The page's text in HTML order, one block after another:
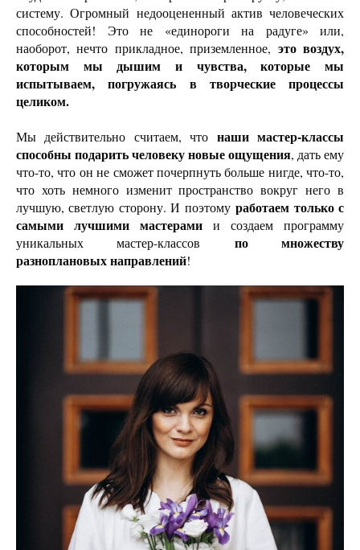
систему. Огромный недооцененный актив человеческих
способностей! Это не «единороги на радуге» или,
наоборот, нечто прикладное, приземленное, это воздух,
которым мы дышим и чувства, которые мы
испытываем, погружаясь в творческие процессы
целиком.
Мы действительно считаем, что наши мастер-классы
способны подарить человеку новые ощущения, дать ему
что-то, что он не сможет почерпнуть больше нигде, что-то,
что хоть немного изменит пространство вокруг него в
лучшую, светлую сторону. И поэтомуработаем только с
самыми лучшими мастерами и создаем программу
уникальных мастер-классов по множеству
разноплановых направлений!